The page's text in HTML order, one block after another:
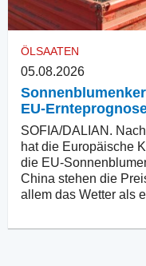
ÖLSAATEN
05.08.2026
EU-
SOFIA/DALIAN.
hat die Europäische
die EU-
China stehen die
allem das Wetter als